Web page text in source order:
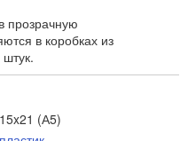
прозрачную
в коробках из
15x21 (А5)